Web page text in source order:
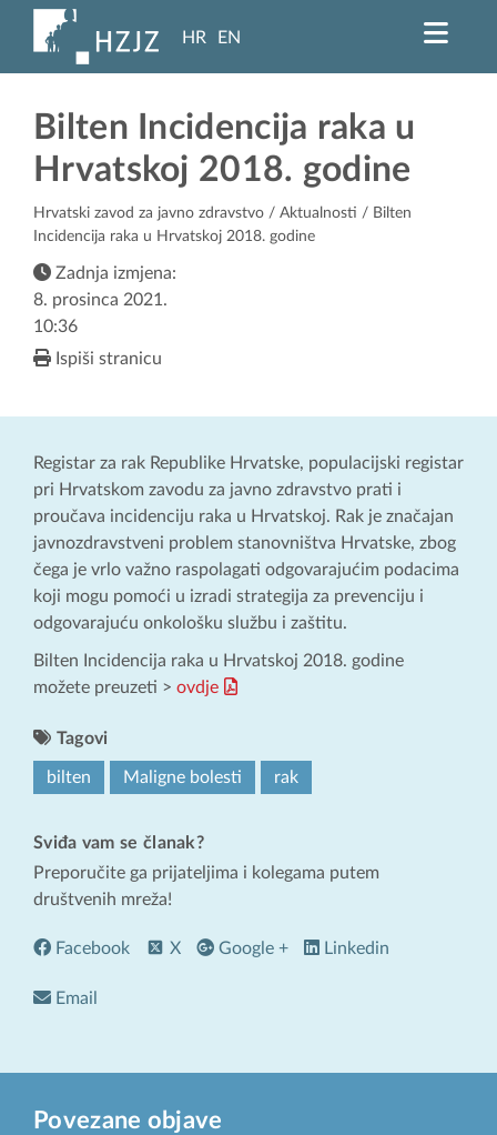
HR EN
Bilten Incidencija raka u
Hrvatskoj 2018. godine
Hrvatski zavod za javno zdravstvo / Aktualnosti / Bilten
Incidencija raka u Hrvatskoj 2018. godine
Zadnja izmjena:
8. prosinca 2021.
10:36
Ispiši stranicu
Registar za rak Republike Hrvatske, populacijski registar
pri Hrvatskom zavodu za javno zdravstvo prati i
proučava incidenciju raka u Hrvatskoj. Rak je značajan
javnozdravstveni problem stanovništva Hrvatske, zbog
čega je vrlo važno raspolagati odgovarajućim podacima
koji mogu pomoći u izradi strategija za prevenciju i
odgovarajuću onkološku službu i zaštitu.
Bilten Incidencija raka u Hrvatskoj 2018. godine
možete preuzeti > ovdje
Tagovi
bilten Maligne bolesti rak
Sviđa vam se članak?
Preporučite ga prijateljima i kolegama putem
društvenih mreža!
Facebook X Google + Linkedin
Email
Povezane objave